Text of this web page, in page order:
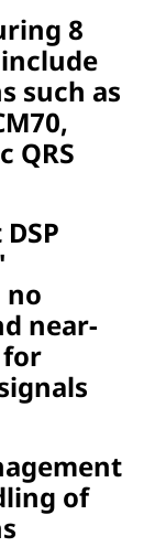
8
such as
QRS
no
near-
of